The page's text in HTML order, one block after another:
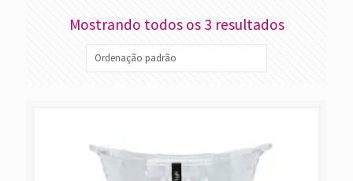
Mostrando todos os 3 resultados